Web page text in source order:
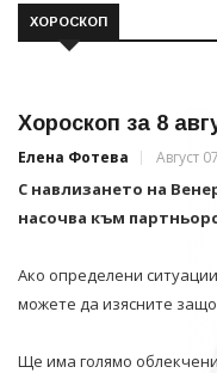
ХОРОСКОП
Хороскоп за 8
Елена Фотева Август
С навлизането на
насочва към
Ако определени
можете да изясните
Ще има голямо